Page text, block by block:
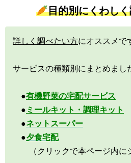
目的別にくわし
詳しく調べたい方にオススメで
サービスの種類別にまとめまし
●有機野菜の宅配サービス
● ミールキット・調理キット
●ネットスーパー
●夕食宅配
（クリックで本ページ内に